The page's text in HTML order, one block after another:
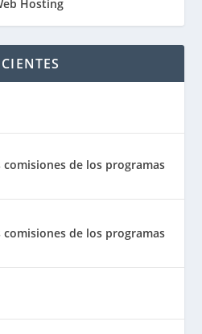
comisiones de los programas
comisiones de los programas